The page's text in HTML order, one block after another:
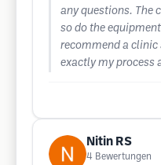
any questions. The
so do the
recommend a
exactly my process
Nitin RS
4 Bewertungen